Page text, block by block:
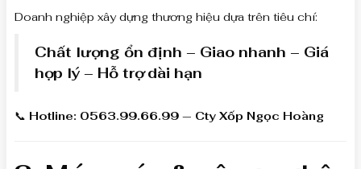
Doanh nghiệp xây dựng thương hiệu dựa trên tiêu chí:
Chất lượng ổn định – Giao nhanh – Giá
hợp lý – Hỗ trợ dài hạn
📞 Hotline: 0563.99.66.99 — Cty Xốp Ngọc Hoàng